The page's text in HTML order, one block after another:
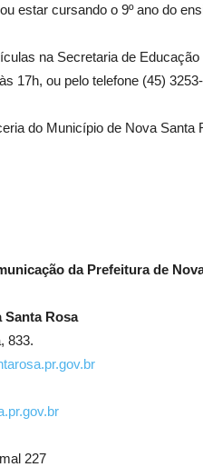
estar cursando o 9º ano do
na Secretaria de
17h, ou pelo telefone (45)
do Município de Nova
da Prefeitura de
Santa Rosa
833.
227